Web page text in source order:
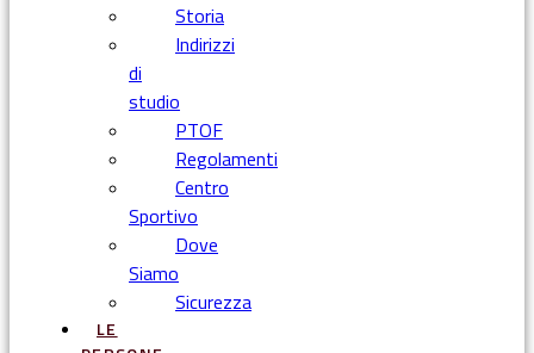
Storia
Indirizzi
di
studio
PTOF
Regolamenti
Centro
Sportivo
Dove
Siamo
Sicurezza
LE